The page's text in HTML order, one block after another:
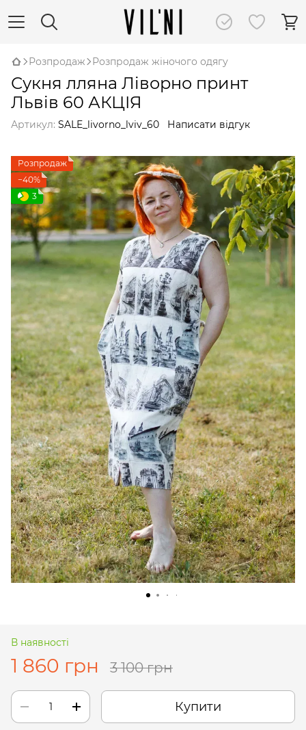
Розпродаж Розпродаж жіночого одягу
Сукня лляна Ліворно принт
Львів 60 АКЦІЯ
Артикул: SALE_livorno_lviv_60 Написати відгук
Розпродаж
−40%
3
В наявності
1 860 грн 3 100 грн
Купити